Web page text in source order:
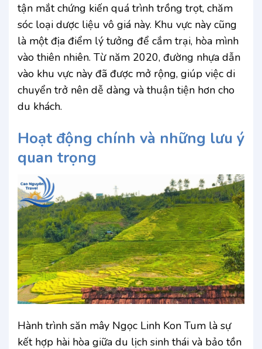
tận mắt chứng kiến quá trình trồng trọt, chăm
sóc loại dược liệu vô giá này. Khu vực này cũng
là một địa điểm lý tưởng để cắm trại, hòa mình
vào thiên nhiên. Từ năm 2020, đường nhựa dẫn
vào khu vực này đã được mở rộng, giúp việc di
chuyển trở nên dễ dàng và thuận tiện hơn cho
du khách.
Hoạt động chính và những lưu ý
quan trọng
Hành trình săn mây Ngọc Linh Kon Tum là sự
kết hợp hài hòa giữa du lịch sinh thái và bảo tồn